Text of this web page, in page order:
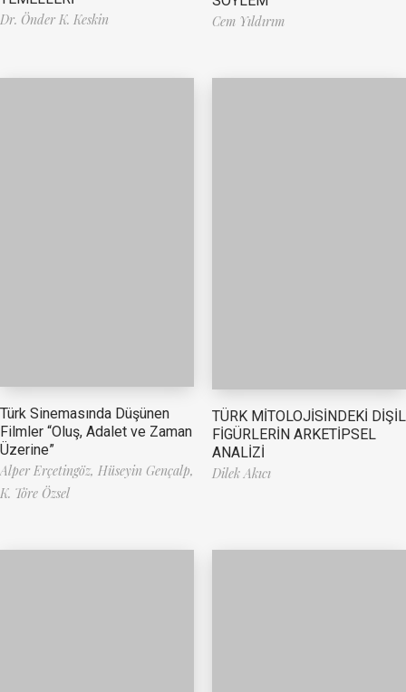
Dr. Önder K. Keskin
Cem Yıldırım
Türk Sinemasında Düşünen
Filmler “Oluş, Adalet ve Zaman
Üzerine”
Alper Erçetingöz, Hüseyin Gençalp,
K. Töre Özsel
TÜRK MİTOLOJİSİNDEKİ DİŞİL
FİGÜRLERİN ARKETİPSEL
ANALİZİ
Dilek Akıcı